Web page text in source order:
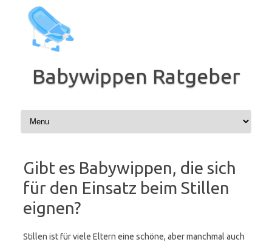
Inhalt
springen
Babywippen Ratgeber
Gibt es Babywippen, die sich
für den Einsatz beim Stillen
eignen?
Stillen ist für viele Eltern eine schöne, aber manchmal auch